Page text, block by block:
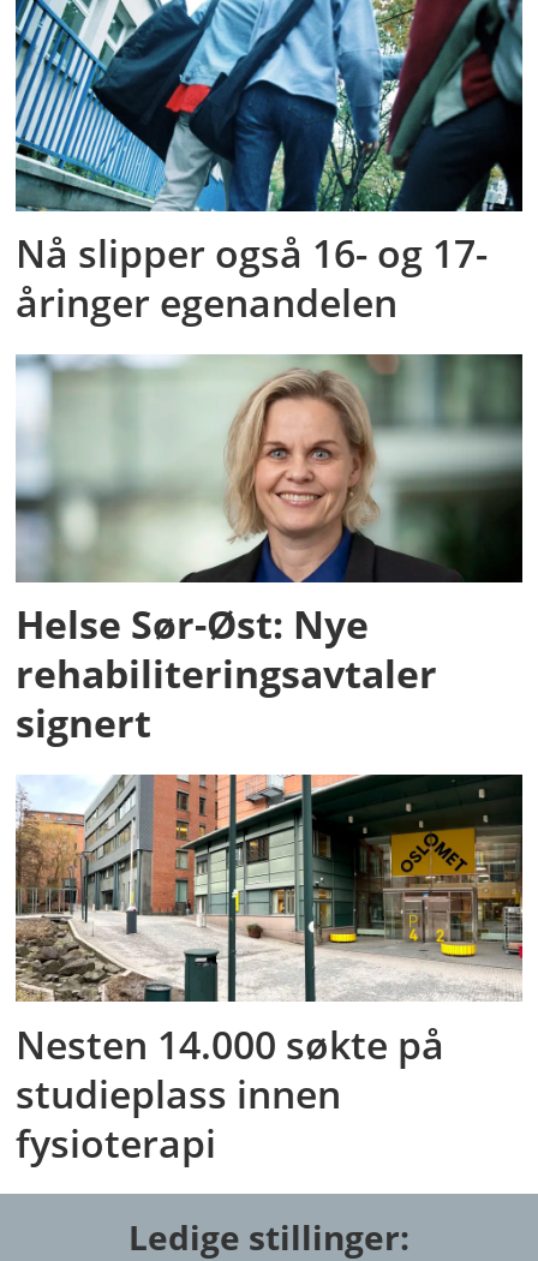
Nå slipper også 16- og 17-
åringer egenandelen
Helse Sør-Øst: Nye
rehabiliteringsavtaler
signert
Nesten 14.000 søkte på
studieplass innen
fysioterapi
Ledige stillinger: